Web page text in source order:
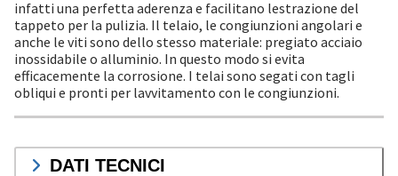
infatti una perfetta aderenza e facilitano lestrazione del
tappeto per la pulizia. Il telaio, le congiunzioni angolari e
anche le viti sono dello stesso materiale: pregiato acciaio
inossidabile o alluminio. In questo modo si evita
efficacemente la corrosione. I telai sono segati con tagli
obliqui e pronti per lavvitamento con le congiunzioni.
DATI TECNICI